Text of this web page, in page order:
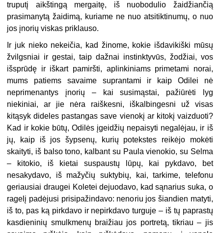
truputį aikštingą mergaitę, iš nuobodulio žaidžiančią
prasimanytą žaidimą, kuriame ne nuo atsitiktinumų, o nuo
jos įnorių viskas priklauso.
Ir juk nieko nekeičia, kad žinome, kokie išdavikiški mūsų
žvilgsniai ir gestai, taip dažnai instinktyvūs, žodžiai, vos
išsprūdę ir iškart pamiršti, aplinkiniams primetami norai,
mums patiems savaime suprantami ir kaip Odilei nė
neprimenantys įnorių – kai susimąstai, pažiūrėti lyg
niekiniai, ar jie nėra raiškesni, iškalbingesni už visas
kitąsyk dideles pastangas save vienokį ar kitokį vaizduoti?
Kad ir kokie būtų, Odilės įgeidžių nepaisyti negalėjau, ir iš
jų, kaip iš jos šypsenų, kurių potekstes reikėjo mokėti
skaityti, iš balso tono, kalbant su Paula vienokio, su Selma
– kitokio, iš kietai suspaustų lūpų, kai pykdavo, bet
nesakydavo, iš mažyčių suktybių, kai, tarkime, telefonu
geriausiai draugei Koletei dejuodavo, kad sąnarius suka, o
ragelį padėjusi prisipažindavo: nenoriu jos šiandien matyti,
iš to, pas ką pirkdavo ir nepirkdavo turguje – iš tų paprastų
kasdieninių smulkmenų braižiau jos portretą, tikriau – jis